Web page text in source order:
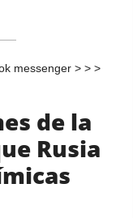
messenger > > >
de la
Rusia